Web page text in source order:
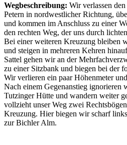
Wegbeschreibung: Wir verlassen
Petern in nordwestlicher Richtung,
und kommen im Anschluss zu einer
den rechten Weg, der uns durch
Bei einer weiteren Kreuzung bleiben
und steigen in mehreren Kehren
Sattel gehen wir an der
zu einer Sitzbank und biegen bei der
Wir verlieren ein paar Höhenmeter
Nach einem Gegenanstieg ignorieren
Tutzinger Hütte und wandern weiter
vollzieht unser Weg zwei
Kreuzung. Hier biegen wir scharf
zur Bichler Alm.